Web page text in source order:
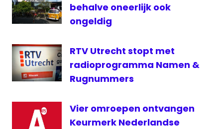
behalve oneerlijk ook
ongeldig
RTV Utrecht stopt met
radioprogramma Namen &
Rugnummers
Vier omroepen ontvangen
Keurmerk Nederlandse